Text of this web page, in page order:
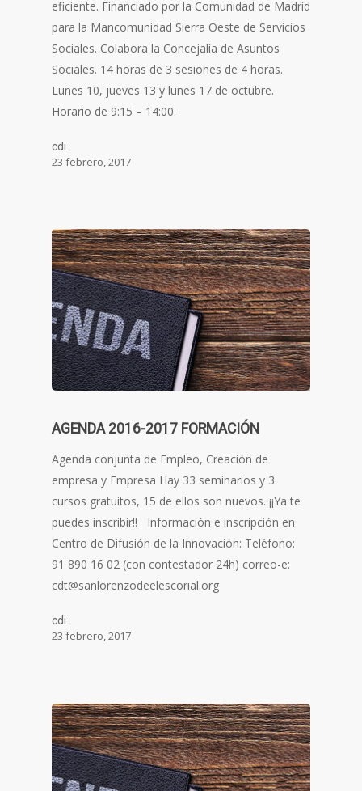
eficiente. Financiado por la Comunidad de Madrid
para la Mancomunidad Sierra Oeste de Servicios
Sociales. Colabora la Concejalía de Asuntos
Sociales. 14 horas de 3 sesiones de 4 horas.
Lunes 10, jueves 13 y lunes 17 de octubre.
Horario de 9:15 – 14:00.
cdi
23 febrero, 2017
AGENDA 2016-2017 FORMACIÓN
Agenda conjunta de Empleo, Creación de
empresa y Empresa Hay 33 seminarios y 3
cursos gratuitos, 15 de ellos son nuevos. ¡¡Ya te
puedes inscribir!! Información e inscripción en
Centro de Difusión de la Innovación: Teléfono:
91 890 16 02 (con contestador 24h) correo-e:
cdt@sanlorenzodeelescorial.org
cdi
23 febrero, 2017